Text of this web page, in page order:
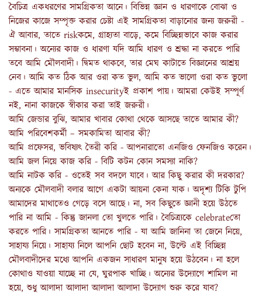
বৈচিত্র একধরণের সামগ্রিকতা আনে। বিভিন্ন জ্ঞান ও ধারণাকে বোঝা ও
নিজের কাজে সম্পৃক্ত করার চেষ্টা এই সামগ্রিকতা বাড়ানোর জন‍্য জরুরী -
ঐ আবার, তাতে riskকমে, গ্রাহ‍্যতা বাড়ে, কমে বিচ্ছিন্নভাবে কাজ করার
সম্ভাবনা। অন‍্যের কাজ ও ধারণা যদি আমি ধারণ ও শ্রদ্ধা না করতে পারি
তবে আমি মৌলবাদী। দ্বিমত থাকবে, তার মেঘ কাটাতে বিজ্ঞানের আশ্রয়
নেব। আমি কত ঠিক আর ওরা কত ভুল, আমি কত ভালো ওরা কত ভুলো
- এতে আমার মানসিক insecurityই প্রকাশ পায়। আমরা কেউই সম্পূর্ণ
নই, নানা কাজকে স্বীকার করা তাই জরুরী।
আমি জেন্ডার বুঝি, আমার খাবার কোথা থেকে আসছে তাতে আমার কী?
আমি পরিবেশকর্মী – সমকামিতা আবার কী?
আমি প্রফেসর, ভবিষ‍্যৎ তৈরী করি - আপনারাতো এনজিও ফেনজিও করেন।
আমি জল নিয়ে কাজ করি - বিটি কটন কোন সমস‍্যা নাকি?
আমি নাটক করি - ওতেই সব বদলে যাবে। আর কিছু করার কী দরকার?
অন‍্যকে মৌলবাদী বলার আগে একটা আয়না কেনা যাক। অদৃশ‍্য টিকি টুপি
আমাদের মাথাতেও গেড়ে বসে আছে। না, সব কিছুতে জ্ঞানী হয়ে উঠতে
পারি না আমি - কিন্তু জানলা তো খুলতে পারি। বৈচিত্র‍্যকে celebrateতো
করতে পারি। সামগ্রিকতা আনতে পারি - যা আমি জানিনা তা জেনে নিয়ে,
সাহায‍্য নিয়ে। সাহায‍্য নিলে আপনি ছোট হবেন না, উল্টে এই বিচ্ছিন্ন
মৌলবাদীদের মধ‍্যে আপনি একজন সাধারণ মানুষ হয়ে উঠবেন। না হলে
কোথাও যাওয়া যাচ্ছে না যে, ঘুরপাক খাচ্ছি। অন‍্যের উদ‍্যোগে শামিল না
হয়ে, শুধু আলাদা আলাদা আলাদা আলাদা উদ‍্যোগ শুরু করে যাব?